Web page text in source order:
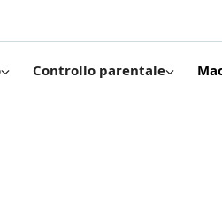
Controllo parentale